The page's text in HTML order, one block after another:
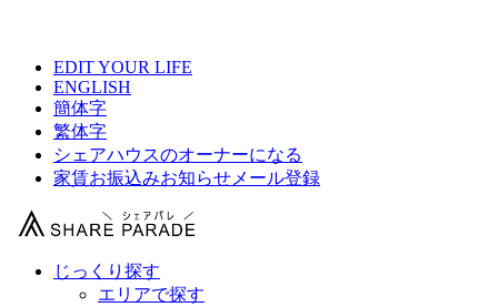
EDIT YOUR LIFE
ENGLISH
簡体字
繁体字
シェアハウスのオーナーになる
家賃お振込みお知らせメール登録
じっくり探す
エリアで探す